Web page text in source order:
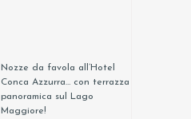
Nozze da favola all’Hotel
Conca Azzurra… con terrazza
panoramica sul Lago
Maggiore!